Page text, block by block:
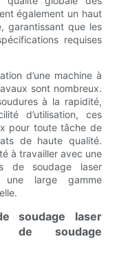
également un haut
garantissant que les
requises
d’une machine à
sont nombreux.
à la rapidité,
d’utilisation, ces
pour toute tâche de
de haute qualité.
à travailler avec une
de soudage laser
large gamme
soudage laser
de soudage